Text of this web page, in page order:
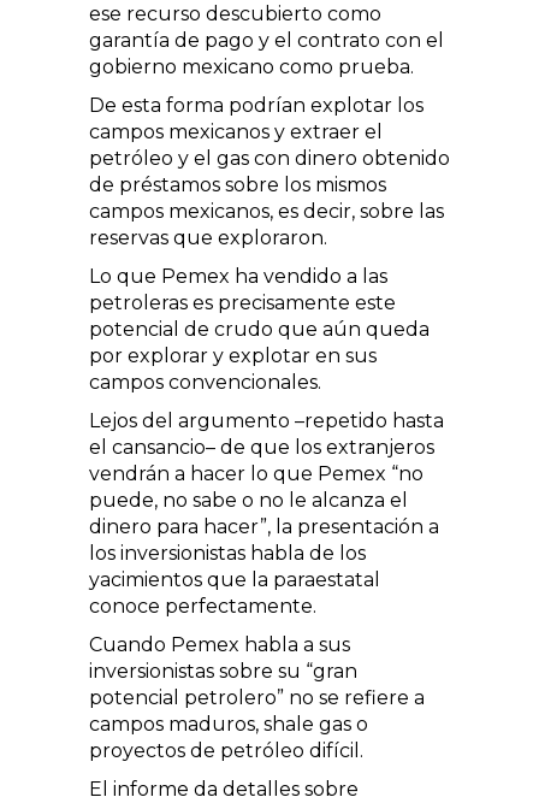
ese recurso descubierto como
garantía de pago y el contrato con el
gobierno mexicano como prueba.
De esta forma podrían explotar los
campos mexicanos y extraer el
petróleo y el gas con dinero obtenido
de préstamos sobre los mismos
campos mexicanos, es decir, sobre las
reservas que exploraron.
Lo que Pemex ha vendido a las
petroleras es precisamente este
potencial de crudo que aún queda
por explorar y explotar en sus
campos convencionales.
Lejos del argumento –repetido hasta
el cansancio– de que los extranjeros
vendrán a hacer lo que Pemex “no
puede, no sabe o no le alcanza el
dinero para hacer”, la presentación a
los inversionistas habla de los
yacimientos que la paraestatal
conoce perfectamente.
Cuando Pemex habla a sus
inversionistas sobre su “gran
potencial petrolero” no se refiere a
campos maduros, shale gas o
proyectos de petróleo difícil.
El informe da detalles sobre